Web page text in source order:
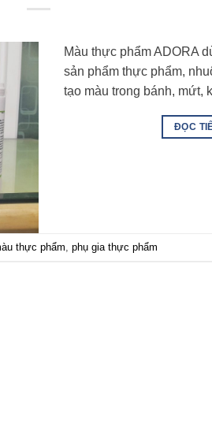
Màu thực phẩm ADORA
sản phẩm thực phẩm,
tạo màu trong bánh, mứt,
ĐỌC
thực phẩm phụ gia thực phẩm